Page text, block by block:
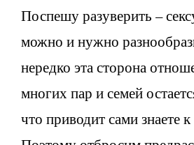
Поспешу разуверить –
можно и нужно
нередко эта сторона
многих пар и семей
что приводит сами знаете